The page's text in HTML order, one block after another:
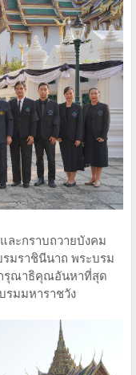
ละกราบถวายบังคม
มราชินีนาถ พระบรม
รุณาธิคุณอันหาที่สุด
มมหาราชวัง